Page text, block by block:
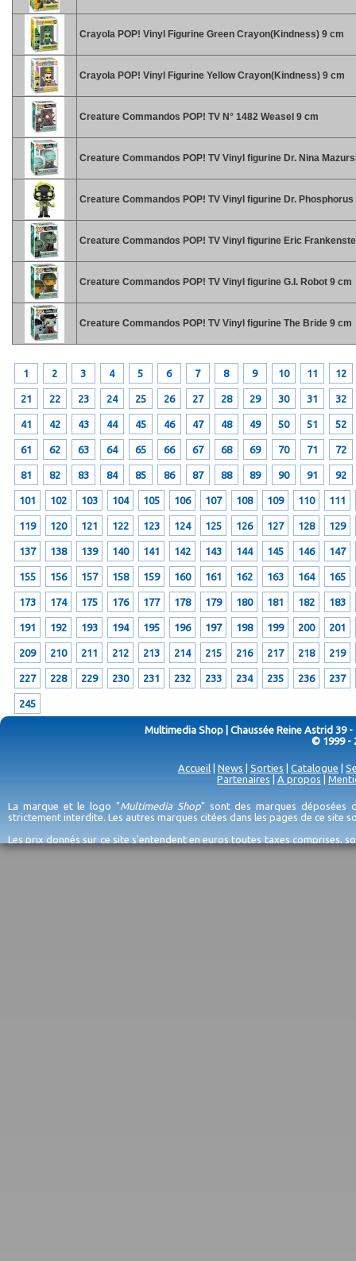
Crayola POP! Vinyl Figurine Green Crayon(Kindness) 9 cm
Crayola POP! Vinyl Figurine Yellow Crayon(Kindness) 9 cm
Creature Commandos POP! TV N° 1482 Weasel 9 cm
Creature Commandos POP! TV Vinyl figurine Dr. Nina
Creature Commandos POP! TV Vinyl figurine Dr. Phosphorus
Creature Commandos POP! TV Vinyl figurine Eric
Creature Commandos POP! TV Vinyl figurine G.I. Robot 9 cm
Creature Commandos POP! TV Vinyl figurine The Bride 9 cm
1 2 3 4 5 6 7 8 9 10 11 12
21 22 23 24 25 26 27 28 29 30 31 32
41 42 43 44 45 46 47 48 49 50 51 52
61 62 63 64 65 66 67 68 69 70 71 72
81 82 83 84 85 86 87 88 89 90 91 92
101 102 103 104 105 106 107 108 109 110 111
119 120 121 122 123 124 125 126 127 128 129
137 138 139 140 141 142 143 144 145 146 147
155 156 157 158 159 160 161 162 163 164 165
173 174 175 176 177 178 179 180 181 182 183
191 192 193 194 195 196 197 198 199 200 201
209 210 211 212 213 214 215 216 217 218 219
227 228 229 230 231 232 233 234 235 236 237
245
Multimedia Shop | Chaussée Reine Astrid 39 -
© 1999 -
Accueil News Sorties Catalogue
Partenaires
A propos
La marque et le logo "Multimedia Shop" sont des marques déposées
strictement interdite. Les autres marques citées dans les pages de ce site
Les prix donnés sur ce site s'entendent en euros toutes taxes comprises,
erreurs d'encodage, et sauf épuisement du stock et/ou impossibilité de